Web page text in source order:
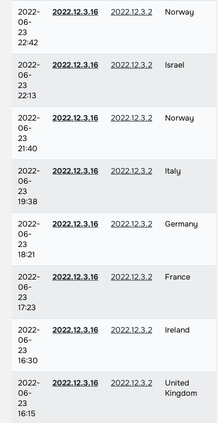
2022-
06-
23
22:42
2022.12.3.16 2022.12.3.2 Norway
2022-
06-
23
22:13
2022.12.3.16 2022.12.3.2 Israel
2022-
06-
23
21:40
2022.12.3.16 2022.12.3.2 Norway
2022-
06-
23
19:38
2022.12.3.16 2022.12.3.2 Italy
2022-
06-
23
18:21
2022.12.3.16 2022.12.3.2 Germany
2022-
06-
23
17:23
2022.12.3.16 2022.12.3.2 France
2022-
06-
23
16:30
2022.12.3.16 2022.12.3.2 Ireland
2022-
06-
23
16:15
2022.12.3.16 2022.12.3.2
United
Kingdom